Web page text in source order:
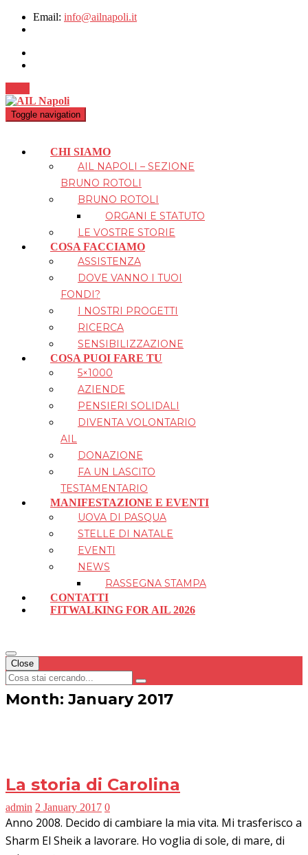
Email: info@ailnapoli.it
Toggle navigation
CHI SIAMO
AIL NAPOLI – SEZIONE
BRUNO ROTOLI
BRUNO ROTOLI
ORGANI E STATUTO
LE VOSTRE STORIE
COSA FACCIAMO
ASSISTENZA
DOVE VANNO I TUOI
FONDI?
I NOSTRI PROGETTI
RICERCA
SENSIBILIZZAZIONE
COSA PUOI FARE TU
5×1000
AZIENDE
PENSIERI SOLIDALI
DIVENTA VOLONTARIO
AIL
DONAZIONE
FA UN LASCITO
TESTAMENTARIO
MANIFESTAZIONE E EVENTI
UOVA DI PASQUA
STELLE DI NATALE
EVENTI
NEWS
RASSEGNA STAMPA
CONTATTI
FITWALKING FOR AIL 2026
Close
Month: January 2017
La storia di Carolina
admin 2 January 2017 0
Anno 2008. Decido di cambiare la mia vita. Mi trasferisco a
Sharm El Sheik a lavorare. Ho voglia di sole, di mare, di